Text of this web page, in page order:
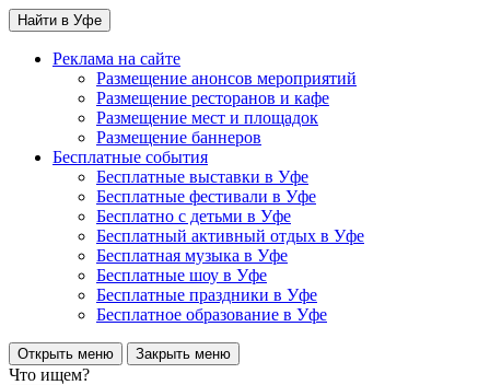
Найти в Уфе
Реклама на сайте
Размещение анонсов мероприятий
Размещение ресторанов и кафе
Размещение мест и площадок
Размещение баннеров
Бесплатные события
Бесплатные выставки в Уфе
Бесплатные фестивали в Уфе
Бесплатно с детьми в Уфе
Бесплатный активный отдых в Уфе
Бесплатная музыка в Уфе
Бесплатные шоу в Уфе
Бесплатные праздники в Уфе
Бесплатное образование в Уфе
Открыть меню Закрыть меню
Что ищем?